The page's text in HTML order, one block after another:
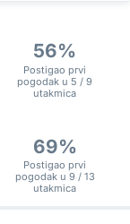
56%
Postigao prvi
pogodak u 5 / 9
utakmica
69%
Postigao prvi
pogodak u 9 / 13
utakmica